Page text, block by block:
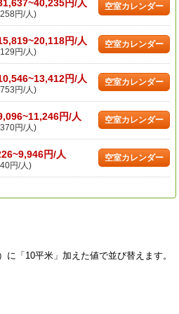
円/人
円/人)
空室カレンダー
円/人
円/人)
空室カレンダー
円/人
円/人)
空室カレンダー
円/人
円/人)
空室カレンダー
円/人
円/人)
空室カレンダー
「10平米」加えた値で並び替えます。